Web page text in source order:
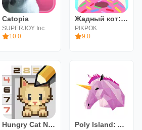
Catopia
SUPERJOY Inc.
10.0
Жадный кот: кликер с котиками
PIKPOK
9.0
Hungry Cat Nonogram Color Poly Island: Art & Puzzle